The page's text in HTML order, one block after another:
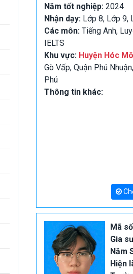
Năm tốt nghiệp: 2024
Nhận dạy: Lớp 8, Lớp 9,
Các môn: Tiếng Anh,
IELTS
Khu vực: Huyện Hóc
Gò Vấp, Quận Phú
Phú
Thông tin khác:
Mã
Gia
Năm
Hiện